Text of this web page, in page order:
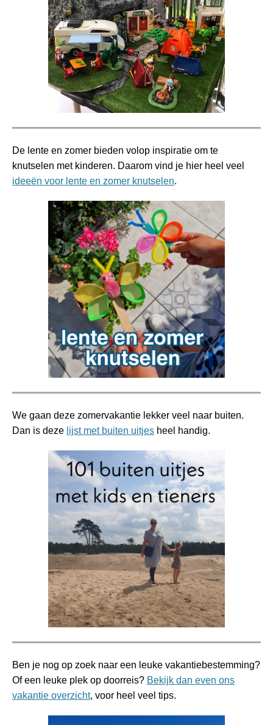
De lente en zomer bieden volop inspiratie om te
knutselen met kinderen. Daarom vind je hier heel veel
ideeën voor lente en zomer knutselen.
We gaan deze zomervakantie lekker veel naar buiten.
Dan is deze lijst met buiten uitjes heel handig.
Ben je nog op zoek naar een leuke vakantiebestemming?
Of een leuke plek op doorreis? Bekijk dan even ons
vakantie overzicht, voor heel veel tips.